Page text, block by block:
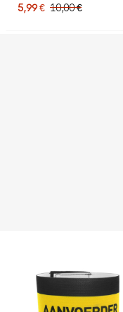
5,99 € 10,00 €